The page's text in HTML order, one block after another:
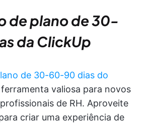
de plano de 30-
da ClickUp
de 30-60-90 dias do
ferramenta valiosa para novos
de RH. Aproveite
criar uma experiência de